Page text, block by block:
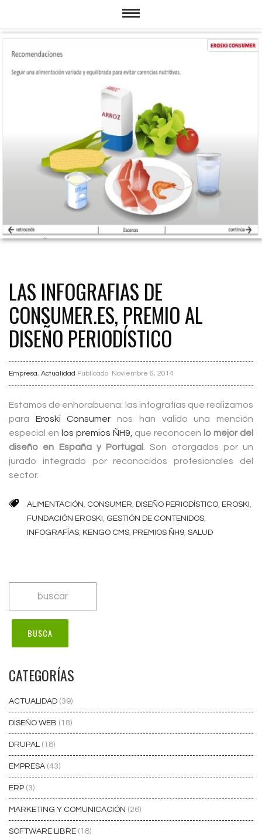
LAS INFOGRAFIAS DE
CONSUMER.ES, PREMIO AL
DISEÑO PERIODÍSTICO
Empresa, Actualidad Publicado Noviembre 6, 2014
Estamos de enhorabuena: las infografías que realizamos
para Eroski Consumer nos han valido una mención
especial en los premios ÑH9, que reconocen lo mejor del
diseño en España y Portugal
. Son otorgados por un
jurado integrado por reconocidos profesionales del
sector.
ALIMENTACIÓN , CONSUMER, DISEÑO PERIODÍSTICO, EROSKI ,
FUNDACIÓN EROSKI , GESTIÓN DE CONTENIDOS,
INFOGRAFÍAS, KENGO CMS, PREMIOS ÑH9, SALUD
CATEGORÍAS
ACTUALIDAD (39)
DISEÑO WEB (18)
DRUPAL (18)
EMPRESA (43)
ERP (3)
MARKETING Y COMUNICACIÓN (26)
SOFTWARE LIBRE (18)